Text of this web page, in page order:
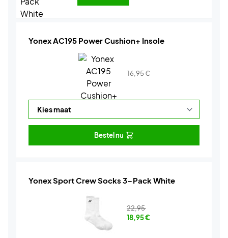
Yonex AC195 Power Cushion+ Insole
16,95€
Bestel nu
Yonex Sport Crew Socks 3-Pack White
22,95
18,95€